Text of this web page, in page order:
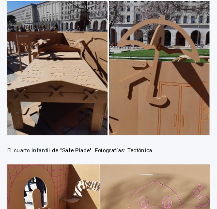
El cuarto infantil de "Safe Place". Fotografías: Tectónica.